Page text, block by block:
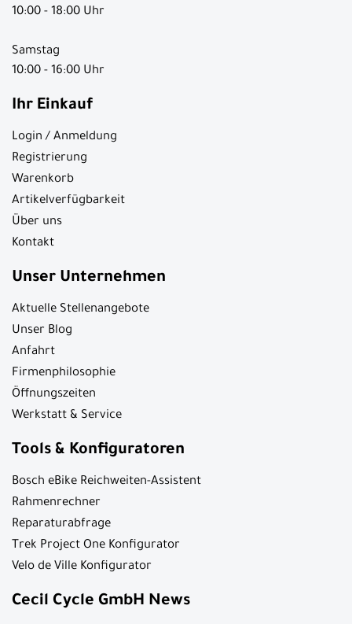
10:00 - 18:00 Uhr
Samstag
10:00 - 16:00 Uhr
Ihr Einkauf
Login / Anmeldung
Registrierung
Warenkorb
Artikelverfügbarkeit
Über uns
Kontakt
Unser Unternehmen
Aktuelle Stellenangebote
Unser Blog
Anfahrt
Firmenphilosophie
Öffnungszeiten
Werkstatt & Service
Tools & Konfiguratoren
Bosch eBike Reichweiten-Assistent
Rahmenrechner
Reparaturabfrage
Trek Project One Konfigurator
Velo de Ville Konfigurator
Cecil Cycle GmbH News